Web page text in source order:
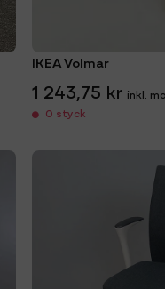
IKEA Volmar
1 243,75 kr
0 styck